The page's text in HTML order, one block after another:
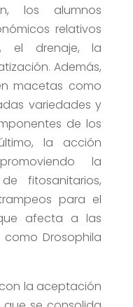
los alumnos
relativos
el drenaje, la
Además,
macetas como
variedades y
de los
la acción
la
fitosanitarios,
para el
afecta a las
Drosophila
la aceptación